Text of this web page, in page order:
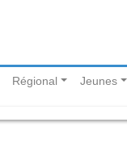
Régional Jeunes